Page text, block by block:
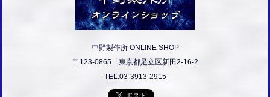
中野製作所 ONLINE SHOP
〒123-0865 東京都足立区新田2-16-2
TEL:03-3913-2915